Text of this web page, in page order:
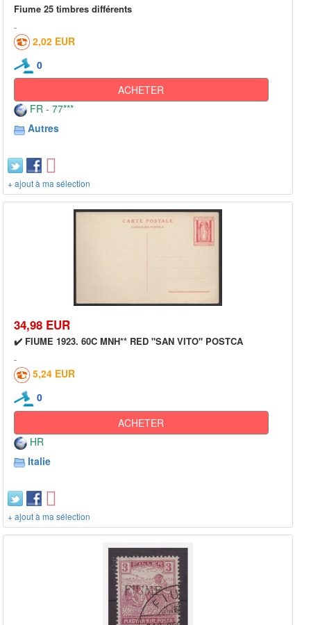
Fiume 25 timbres différents
2,02 EUR
0
ACHETER
FR - 77***
Autres
+ ajout à ma sélection
34,98 EUR
✔️ FIUME 1923. 60C MNH** RED "SAN VITO" POSTCA
5,24 EUR
0
ACHETER
HR
Italie
+ ajout à ma sélection